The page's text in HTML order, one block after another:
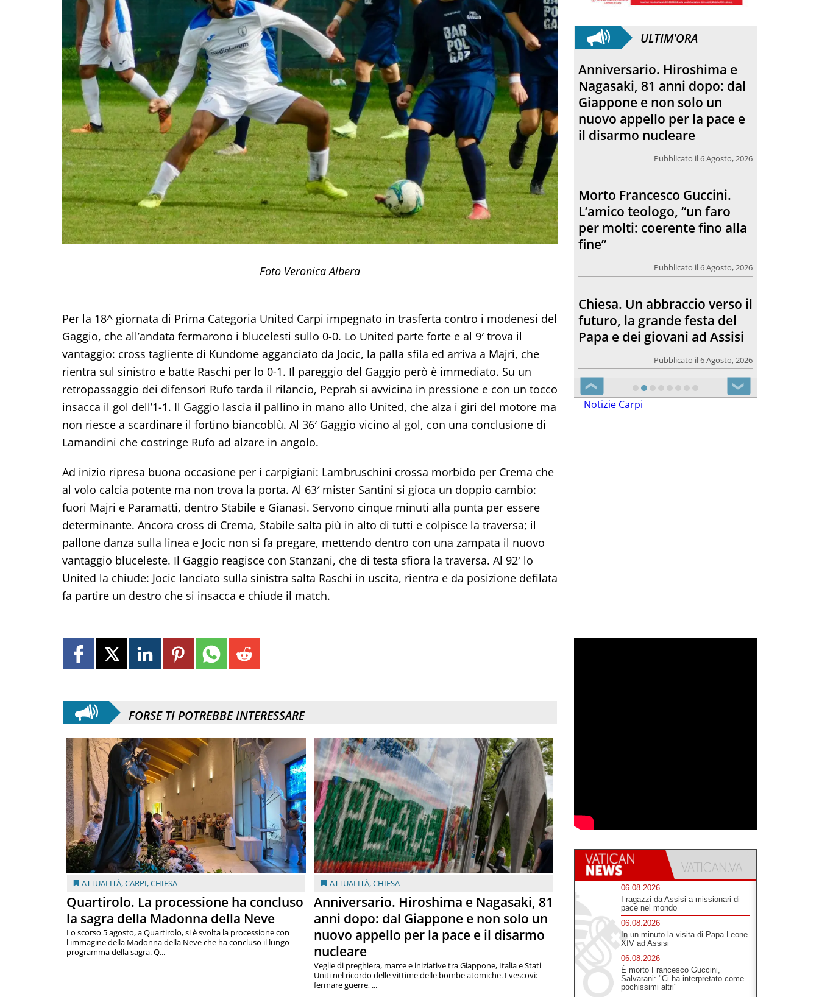
Foto Veronica Albera
Per la 18^ giornata di Prima Categoria United Carpi impegnato in trasferta contro i modenesi del
Gaggio, che all’andata fermarono i blucelesti sullo 0-0. Lo United parte forte e al 9′ trova il
vantaggio: cross tagliente di Kundome agganciato da Jocic, la palla sfila ed arriva a Majri, che
rientra sul sinistro e batte Raschi per lo 0-1. Il pareggio del Gaggio però è immediato. Su un
retropassaggio dei difensori Rufo tarda il rilancio, Peprah si avvicina in pressione e con un tocco
insacca il gol dell’1-1. Il Gaggio lascia il pallino in mano allo United, che alza i giri del motore ma
non riesce a scardinare il fortino biancoblù. Al 36′ Gaggio vicino al gol, con una conclusione di
Lamandini che costringe Rufo ad alzare in angolo.
Ad inizio ripresa buona occasione per i carpigiani: Lambruschini crossa morbido per Crema che
al volo calcia potente ma non trova la porta. Al 63′ mister Santini si gioca un doppio cambio:
fuori Majri e Paramatti, dentro Stabile e Gianasi. Servono cinque minuti alla punta per essere
determinante. Ancora cross di Crema, Stabile salta più in alto di tutti e colpisce la traversa; il
pallone danza sulla linea e Jocic non si fa pregare, mettendo dentro con una zampata il nuovo
vantaggio bluceleste. Il Gaggio reagisce con Stanzani, che di testa sfiora la traversa. Al 92′ lo
United la chiude: Jocic lanciato sulla sinistra salta Raschi in uscita, rientra e da posizione defilata
fa partire un destro che si insacca e chiude il match.
FORSE TI POTREBBE INTERESSARE
ATTUALITÀ,CARPI,CHIESA
Quartirolo. La processione ha concluso
la sagra della Madonna della Neve
Lo scorso 5 agosto, a Quartirolo, si è svolta la processione con
l'immagine della Madonna della Neve che ha concluso il lungo
programma della sagra. Q...
ATTUALITÀ,CHIESA
Anniversario. Hiroshima e Nagasaki, 81
anni dopo: dal Giappone e non solo un
nuovo appello per la pace e il disarmo
nucleare
Veglie di preghiera, marce e iniziative tra Giappone, Italia e Stati
Uniti nel ricordo delle vittime delle bombe atomiche. I vescovi:
fermare guerre, ...
ULTIM'ORA
Morto Francesco Guccini.
L’amico teologo, “un faro
per molti: coerente fino alla
fine”
Pubblicato il 6 Agosto, 2026
Chiesa. Un abbraccio verso il
futuro, la grande festa del
Papa e dei giovani ad Assisi
“La pace nasce dalle
relazioni”
❮ ❯
Notizie Carpi
06.08.2026
I ragazzi da Assisi a missionari di
pace nel mondo
06.08.2026
In un minuto la visita di Papa Leone
XIV ad Assisi
06.08.2026
È morto Francesco Guccini,
Salvarani: "Ci ha interpretato come
pochissimi altri"